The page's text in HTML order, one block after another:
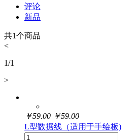
评论
新品
共1个商品
<
1/1
>
￥59.00 ￥59.00
L型数据线（适用于手绘板)